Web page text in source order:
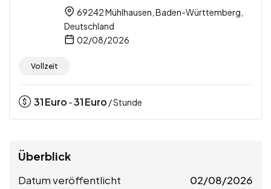
69242 Mühlhausen, Baden-Württemberg,
Deutschland
02/08/2026
Vollzeit
31Euro -31Euro / Stunde
Überblick
Datum veröffentlicht 02/08/2026